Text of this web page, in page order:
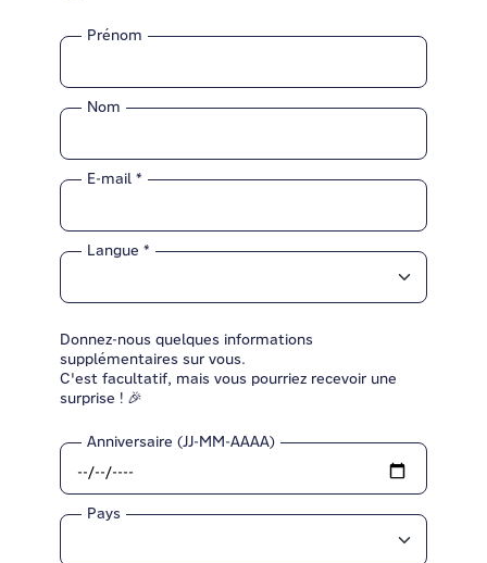
Prénom
Nom
E-mail
Langue
Donnez-nous quelques informations
supplémentaires sur vous.
C'est facultatif, mais vous pourriez recevoir une
surprise ! 🎉
Anniversaire (JJ-MM-AAAA)
Pays